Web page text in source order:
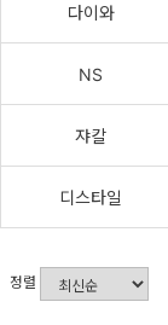
다이와
NS
쟈칼
디스타일
정렬